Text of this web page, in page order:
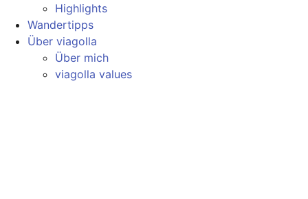
Highlights
Wandertipps
Über viagolla
Über mich
viagolla values